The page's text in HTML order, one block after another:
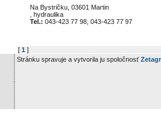
Na Bystričku, 03601 Martin
, hydraulika
Tel.: 043-423 77 98, 043-423 77 97
[ 1 ]
Stránku spravuje a vytvorila ju spoločnosť